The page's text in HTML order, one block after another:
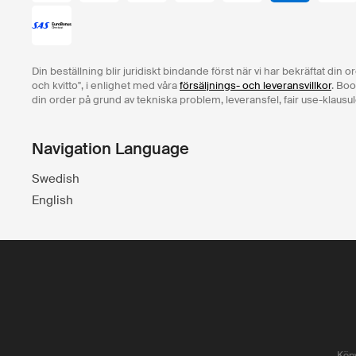
Din beställning blir juridiskt bindande först när vi har bekräftat din
och kvitto", i enlighet med våraförsäljnings- och leveransvillkor.
din order på grund av tekniska problem, leveransfel, fair use-
Navigation Language
Swedish
English